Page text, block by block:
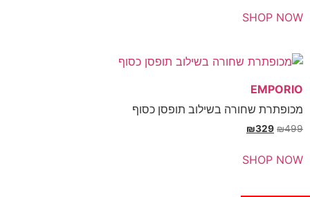
בשילוב תופסן כסוף
₪